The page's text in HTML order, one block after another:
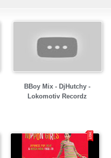
BBoy Mix - DjHutchy -
Lokomotiv Recordz